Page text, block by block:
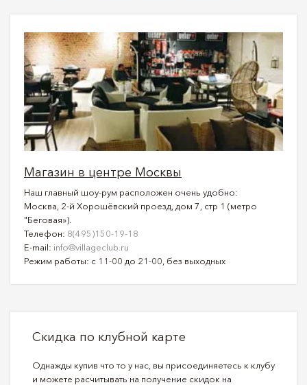
Магазин в центре Москвы
Наш главный шоу-рум расположен очень удобно:
Москва, 2-й Хорошёвский проезд, дом 7, стр 1 (метро
"Беговая»).
Телефон: 8(495)150-19-18
E-mail: info@villageclub.ru
Режим работы: с 11-00 до 21-00, без выходных
Скидка по клубной карте
Однажды купив что то у нас, вы присоединяетесь к клубу
и можете расчитывать на получение скидок на